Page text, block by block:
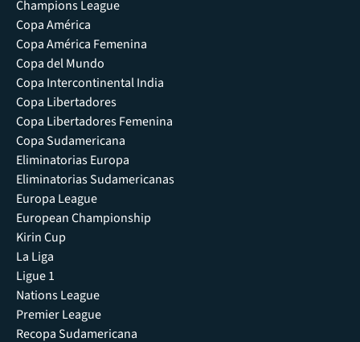
Champions League
Copa América
Copa América Femenina
Copa del Mundo
Copa Intercontinental India
Copa Libertadores
Copa Libertadores Femenina
Copa Sudamericana
Eliminatorias Europa
Eliminatorias Sudamericanas
Europa League
European Championship
Kirin Cup
La Liga
Ligue 1
Nations League
Premier League
Recopa Sudamericana